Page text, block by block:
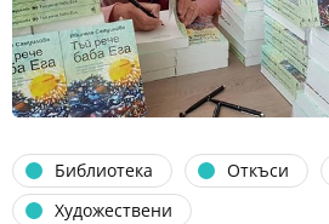
Библиотека Откъси
Художествени